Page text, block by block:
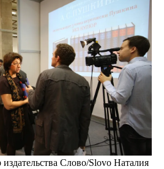
Слово/Slovo Наталия